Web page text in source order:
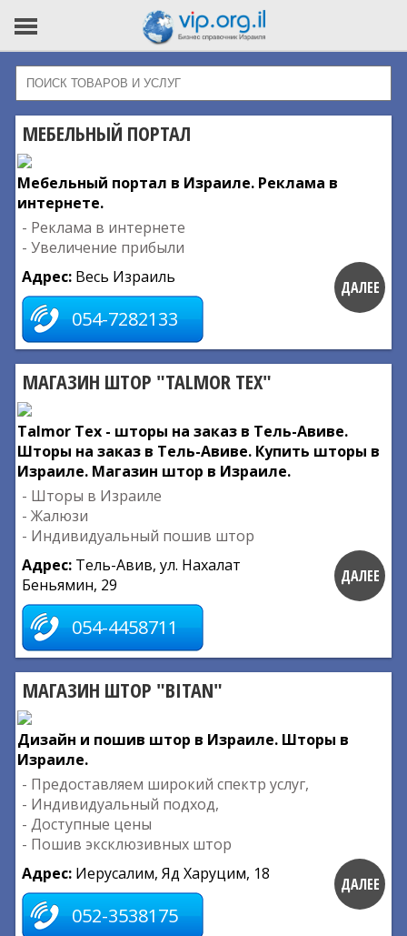
МЕБЕЛЬНЫЙ ПОРТАЛ
Мебельный портал в Израиле. Реклама в
интернете.
- Реклама в интернете
- Увеличение прибыли
Адрес: Весь Израиль
054-7282133
ДАЛЕЕ
МАГАЗИН ШТОР "TALMOR TEX"
Talmor Tex - шторы на заказ в Тель-Авиве.
Шторы на заказ в Тель-Авиве. Купить шторы в
Израиле. Магазин штор в Израиле.
- Шторы в Израиле
- Жалюзи
- Индивидуальный пошив штор
Адрес: Тель-Авив, ул. Нахалат
Беньямин, 29
054-4458711
ДАЛЕЕ
МАГАЗИН ШТОР "BITAN"
Дизайн и пошив штор в Израиле. Шторы в
Израиле.
- Предоставляем широкий спектр услуг,
- Индивидуальный подход,
- Доступные цены
- Пошив эксклюзивных штор
Адрес: Иерусалим, Яд Харуцим, 18
052-3538175
ДАЛЕЕ